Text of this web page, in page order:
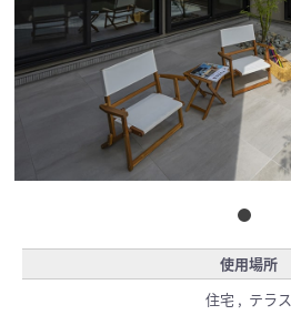
使用場所
住宅 , テラス